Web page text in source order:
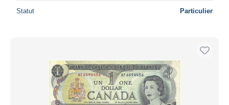
Statut Particulier